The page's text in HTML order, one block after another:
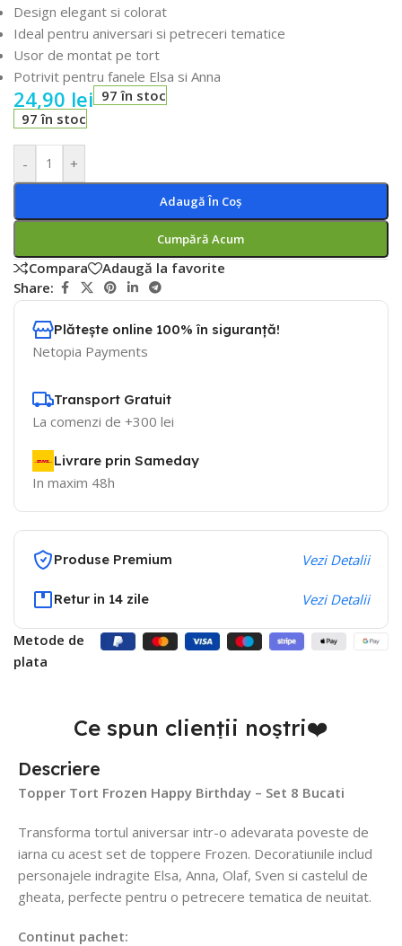
Design elegant si colorat
Ideal pentru aniversari si petreceri tematice
Usor de montat pe tort
Potrivit pentru fanele Elsa si Anna
24,90 lei 97 în stoc
97 în stoc
- +
Adaugă În Coș
Cumpără Acum
Compara
Adaugă la favorite
Share:
Plătește online 100% în siguranță!
Netopia Payments
Transport Gratuit
La comenzi de +300 lei
Livrare prin Sameday
In maxim 48h
Produse Premium Vezi Detalii
Retur in 14 zile Vezi Detalii
Metode de
plata
Ce spun clienții noștri❤️
Descriere
Topper Tort Frozen Happy Birthday – Set 8 Bucati
Transforma tortul aniversar intr-o adevarata poveste de
iarna cu acest set de toppere Frozen. Decoratiunile includ
personajele indragite Elsa, Anna, Olaf, Sven si castelul de
gheata, perfecte pentru o petrecere tematica de neuitat.
Continut pachet: